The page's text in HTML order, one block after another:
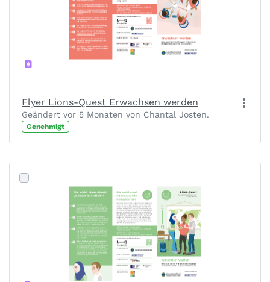
Flyer Lions-Quest Erwachsen werden
Geändert vor 5 Monaten von Chantal Josten.
Genehmigt